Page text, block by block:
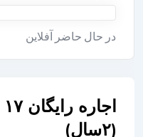
(۲سال)
در حال حاضر آفلاین